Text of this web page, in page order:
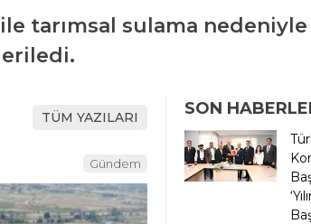
ile tarımsal sulama
TÜM YAZILARI
Gündem
SON